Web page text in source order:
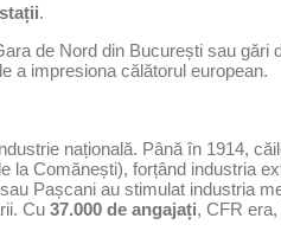
.
de Nord din București sau gări
a impresiona călătorul european.
națională. Până în 1914,
la Comănești), forțând industria
Pașcani au stimulat industria
Cu 37.000 de angajați, CFR